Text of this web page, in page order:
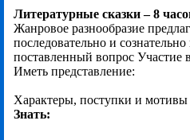
Литературные сказки – 8
Жанровое разнообразие
последовательно и
поставленный вопрос Участие
Иметь представление:
Характеры, поступки и мотивы
Знать: